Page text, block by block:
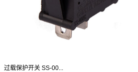
过载保护开关 SS-00...